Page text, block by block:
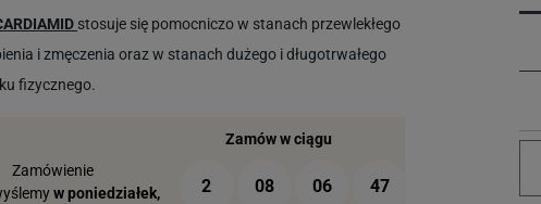
stosuje się pomocniczo w stanach przewlekłego
i zmęczenia oraz w stanach dużego i długotrwałego
fizycznego.
Zamówienie
w poniedziałek,
Zamów w ciągu
2 08 06 46